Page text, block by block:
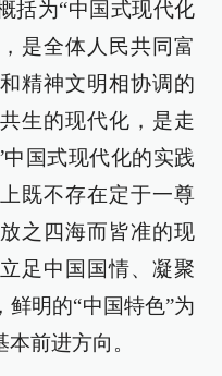
括为“中国式现代化
是全体人民共同富
精神文明相协调的
生的现代化，是走
国式现代化的实践
既不存在定于一尊
之四海而皆准的现
足中国国情、凝聚
明的“中国特色”为
前进方向。